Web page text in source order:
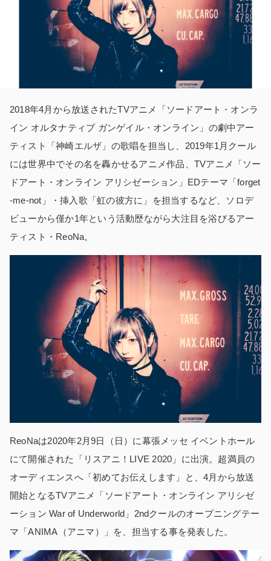
2018年4月から放送されたTVアニメ「ソードアート・オンラ
イン オルタナティブ ガンゲイル・オンライン」の劇中アー
ティスト「神崎エルザ」の歌唱を担当し、2019年1月クール
には世界中でその名を轟かせるアニメ作品、TVアニメ「ソー
ドアート・オンライン アリシゼーション」EDテーマ「forget
-me-not」・挿入歌「虹の彼方に」を担当するなど、ソロデ
ビューから僅か1年という活動歴ながら大注目を浴びるアー
ティスト・ReoNa。
ReoNaは2020年2月9日（日）に幕張メッセ イベントホール
にて開催された「リスアニ！LIVE 2020」に出演。超満員の
オーディエンスへ「初めてお伝えします」と、4月から放送
開始となるTVアニメ「ソードアート・オンライン アリシゼ
ーション War of Underworld」2ndクールのオープニングテー
マ「ANIMA（アニマ）」を、担当する事を発表した。